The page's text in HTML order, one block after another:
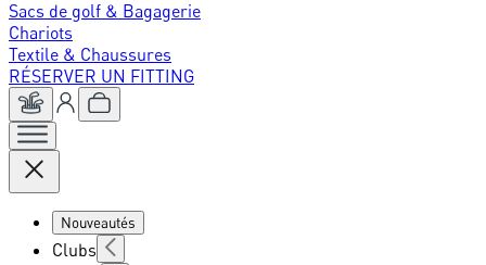
Sacs de golf & Bagagerie
Chariots
Textile & Chaussures
RÉSERVER UN FITTING
Nouveautés
Clubs